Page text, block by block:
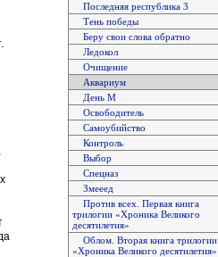
Последняя республика 3
Тень победы
Беру свои слова обратно
Ледокол
Очищение
Аквариум
День М
Освободитель
Самоубийство
Контроль
Выбор
Спецназ
Змееед
Против всех. Первая книга
трилогии «Хроника Великого
десятилетия»
Облом. Вторая книга трилогии
«Хроника Великого десятилетия»